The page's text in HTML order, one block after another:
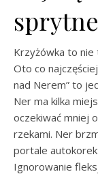
Krzyżówka to
Oto co
nad Nerem” to
Ner ma kilka
oczekiwać mniej
rzekami. Ner
portale
Ignorowanie